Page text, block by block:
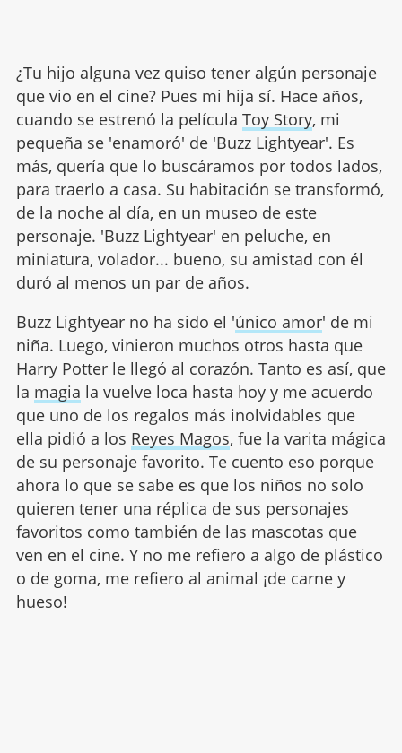
¿Tu hijo alguna vez quiso tener algún personaje
que vio en el cine? Pues mi hija sí. Hace años,
cuando se estrenó la película Toy Story, mi
pequeña se 'enamoró' de 'Buzz Lightyear'. Es
más, quería que lo buscáramos por todos lados,
para traerlo a casa. Su habitación se transformó,
de la noche al día, en un museo de este
personaje. 'Buzz Lightyear' en peluche, en
miniatura, volador... bueno, su amistad con él
duró al menos un par de años.
Buzz Lightyear no ha sido el 'único amor' de mi
niña. Luego, vinieron muchos otros hasta que
Harry Potter le llegó al corazón. Tanto es así, que
la magia la vuelve loca hasta hoy y me acuerdo
que uno de los regalos más inolvidables que
ella pidió a los Reyes Magos, fue la varita mágica
de su personaje favorito. Te cuento eso porque
ahora lo que se sabe es que los niños no solo
quieren tener una réplica de sus personajes
favoritos como también de las mascotas que
ven en el cine. Y no me refiero a algo de plástico
o de goma, me refiero al animal ¡de carne y
hueso!